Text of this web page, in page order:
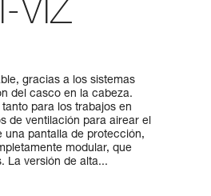
VIZ
gracias a los sistemas
del casco en la cabeza.
para los trabajos en
de ventilación para airear el
una pantalla de protección,
modular, que
La versión de alta...